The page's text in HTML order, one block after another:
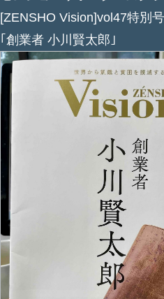
[ZENSHO Vision]vol47特別
｢創業者 小川賢太郎｣